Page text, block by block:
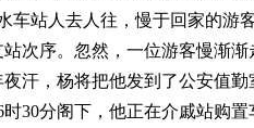
车站人去人往，慢于回家的游
次序。忽然，一位游客慢渐渐
汗，杨将把他发到了公安值勤
时30分阁下，他正在介戚站购置